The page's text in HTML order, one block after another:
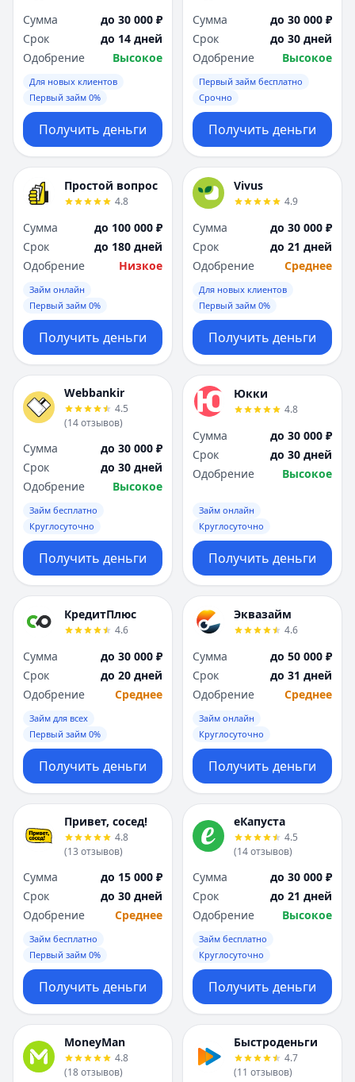
Сумма
до 30 000 ₽
Срок
до 14 дней
Одобрение
Высокое
Для новых клиентов
Первый займ 0%
Получить деньги
Сумма
до 30 000 ₽
Срок
до 30 дней
Одобрение
Высокое
Первый займ бесплатно
Срочно
Получить деньги
Простой вопрос
4.8
Сумма
до 100 000 ₽
Срок
до 180 дней
Одобрение
Низкое
Займ онлайн
Первый займ 0%
Получить деньги
Vivus
4.9
Сумма
до 30 000 ₽
Срок
до 21 дней
Одобрение
Среднее
Для новых клиентов
Первый займ 0%
Получить деньги
Webbankir
4.5
(14отзывов)
Сумма
до 30 000 ₽
Срок
до 30 дней
Одобрение
Высокое
Займ бесплатно
Круглосуточно
Получить деньги
Юкки
4.8
Сумма
до 30 000 ₽
Срок
до 30 дней
Одобрение
Высокое
Займ онлайн
Круглосуточно
Получить деньги
КредитПлюс
4.6
Сумма
до 30 000 ₽
Срок
до 20 дней
Одобрение
Среднее
Займ для всех
Первый займ 0%
Получить деньги
Эквазайм
4.6
Сумма
до 50 000 ₽
Срок
до 31 дней
Одобрение
Среднее
Займ онлайн
Круглосуточно
Получить деньги
Привет, сосед!
4.8
(13 отзывов)
Сумма
до 15 000 ₽
Срок
до 30 дней
Одобрение
Среднее
Займ бесплатно
Первый займ 0%
Получить деньги
еКапуста
4.5
(14отзывов)
Сумма
до 30 000 ₽
Срок
до 21 дней
Одобрение
Высокое
Займ бесплатно
Круглосуточно
Получить деньги
MoneyMan
4.8
(18отзывов)
Быстроденьги
4.7
(11 отзывов)